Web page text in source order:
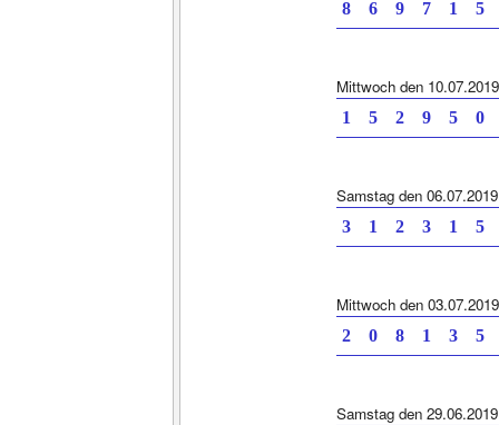
8 6 9 7 1 5
Mittwoch den 10.07.2019
1 5 2 9 5 0
Samstag den 06.07.2019
3 1 2 3 1 5
Mittwoch den 03.07.2019
2 0 8 1 3 5
Samstag den 29.06.2019